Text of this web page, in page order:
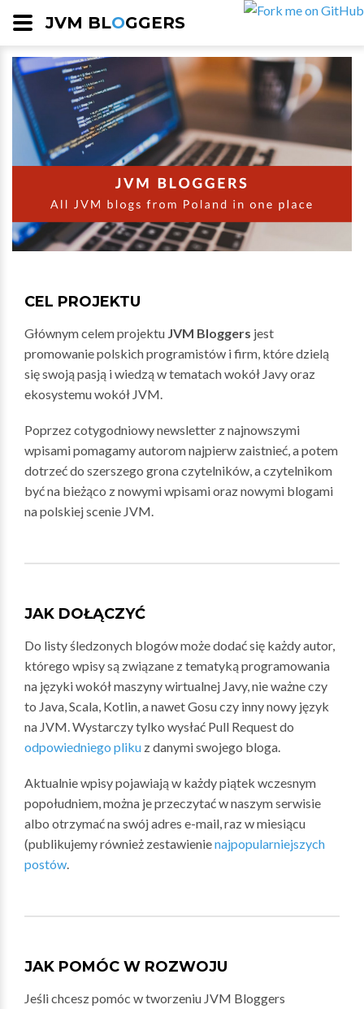
JVM BLOGGERS
CEL PROJEKTU
Głównym celem projektu JVM Bloggers jest
promowanie polskich programistów i firm, które dzielą
się swoją pasją i wiedzą w tematach wokół Javy oraz
ekosystemu wokół JVM.
Poprzez cotygodniowy newsletter z najnowszymi
wpisami pomagamy autorom najpierw zaistnieć, a potem
dotrzeć do szerszego grona czytelników, a czytelnikom
być na bieżąco z nowymi wpisami oraz nowymi blogami
na polskiej scenie JVM.
JAK DOŁĄCZYĆ
Do listy śledzonych blogów może dodać się każdy autor,
którego wpisy są związane z tematyką programowania
na języki wokół maszyny wirtualnej Javy, nie ważne czy
to Java, Scala, Kotlin, a nawet Gosu czy inny nowy język
na JVM. Wystarczy tylko wysłać Pull Request do
odpowiedniego pliku z danymi swojego bloga.
Aktualnie wpisy pojawiają w każdy piątek wczesnym
popołudniem, można je przeczytać w naszym serwisie
albo otrzymać na swój adres e-mail, raz w miesiącu
(publikujemy również zestawienienajpopularniejszych
postów.
JAK POMÓC W ROZWOJU
Jeśli chcesz pomóc w tworzeniu JVM Bloggers